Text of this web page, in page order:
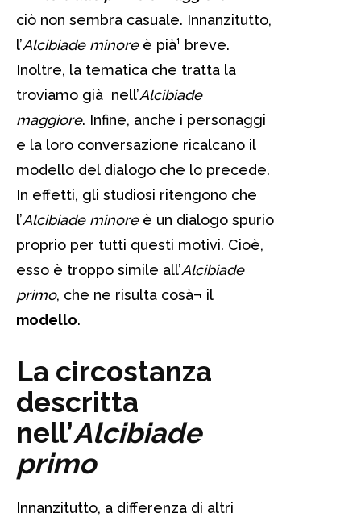
ciò non sembra casuale. Innanzitutto,
l’Alcibiade minoreè pià¹ breve.
Inoltre, la tematica che tratta la
troviamo già nell’Alcibiade
maggiore. Infine, anche i personaggi
e la loro conversazione ricalcano il
modello del dialogo che lo precede.
In effetti, gli studiosi ritengono che
l’Alcibiade minoreè un dialogo spurio
proprio per tutti questi motivi. Cioè,
esso è troppo simile all’Alcibiade
primo, che ne risulta cosà¬ il
modello.
La circostanza
descritta
nell’Alcibiade
primo
Innanzitutto, a differenza di altri